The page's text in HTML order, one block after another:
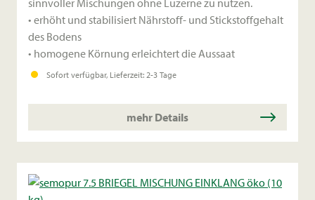
sinnvoller Mischungen ohne Luzerne zu nutzen.
• erhöht und stabilisiert Nährstoff- und Stickstoffgehalt
des Bodens
• homogene Körnung erleichtert die Aussaat
Sofort verfügbar, Lieferzeit: 2-3 Tage
mehr Details